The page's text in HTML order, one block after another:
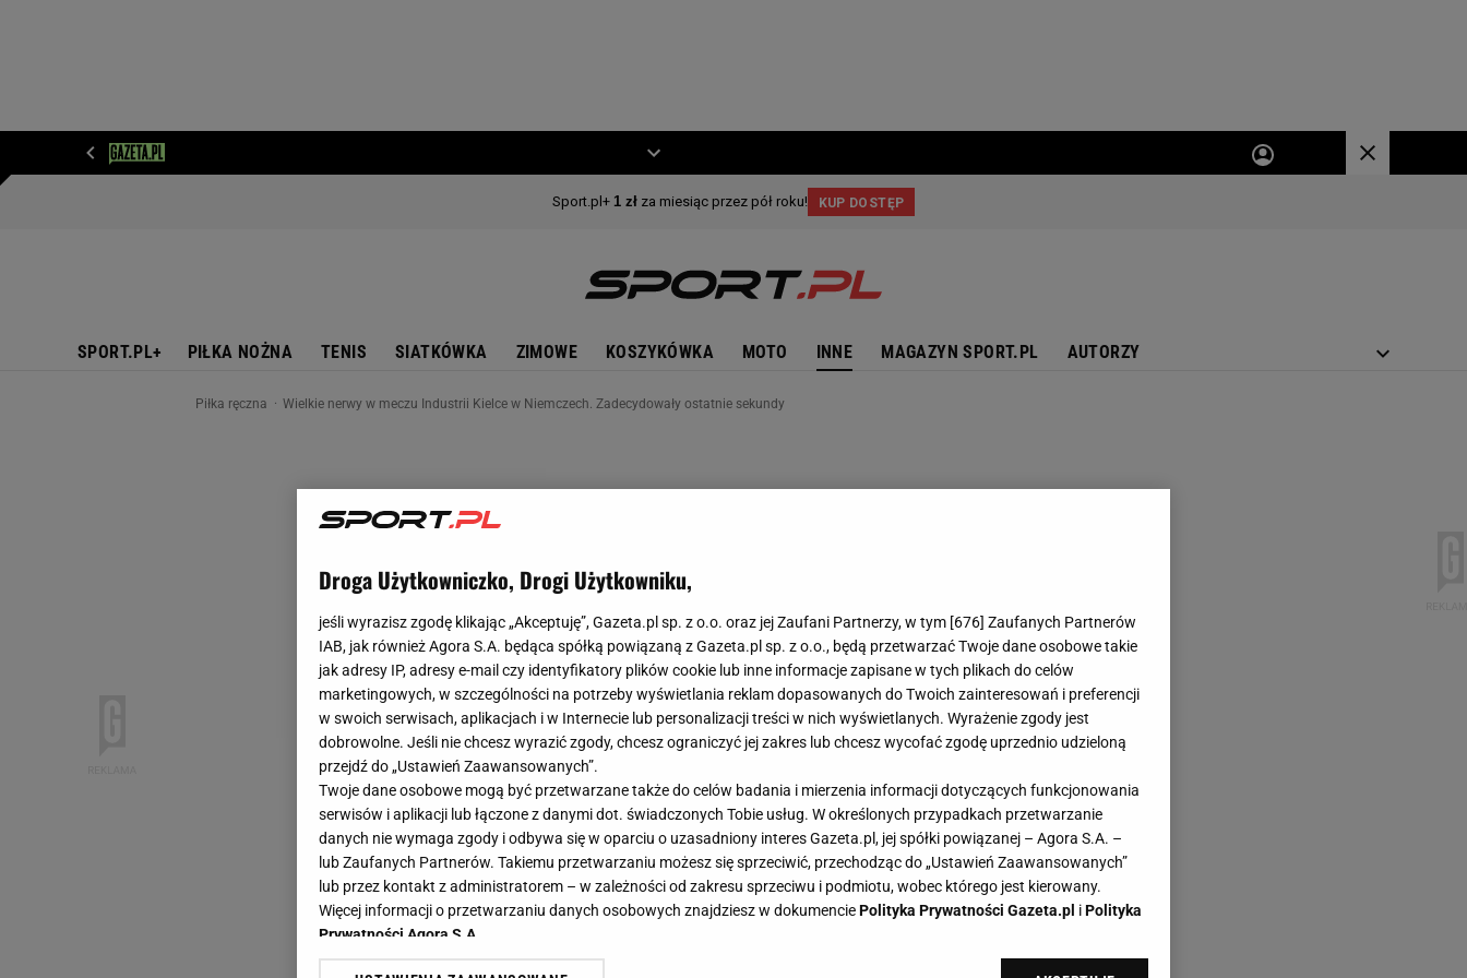
SPORT.PL+ PIŁKA NOŻNA TENIS SIATKÓWKA ZIMOWE KOSZYKÓWKA MOTO INNE MAGAZYN SPORT.PL AUTORZY
Piłka ręczna Wielkie nerwy w meczu Industrii Kielce w Niemczech. Zadecydowały ostatnie sekundy
Droga Użytkowniczko, Drogi Użytkowniku,
jeśli wyrazisz zgodę klikając „Akceptuję”, Gazeta.pl sp. z o.o. oraz jej Zaufani Partnerzy, w tym [676] Zaufanych Partnerów
IAB, jak również Agora S.A. będąca spółką powiązaną z Gazeta.pl sp. z o.o., będą przetwarzać Twoje dane osobowe takie
jak adresy IP, adresy e-mail czy identyfikatory plików cookie lub inne informacje zapisane w tych plikach do celów
marketingowych, w szczególności na potrzeby wyświetlania reklam dopasowanych do Twoich zainteresowań i preferencji
w swoich serwisach, aplikacjach i w Internecie lub personalizacji treści w nich wyświetlanych. Wyrażenie zgody jest
dobrowolne. Jeśli nie chcesz wyrazić zgody, chcesz ograniczyć jej zakres lub chcesz wycofać zgodę uprzednio udzieloną
przejdź do „Ustawień Zaawansowanych”.
Twoje dane osobowe mogą być przetwarzane także do celów badania i mierzenia informacji dotyczących funkcjonowania
serwisów i aplikacji lub łączone z danymi dot. świadczonych Tobie usług. W określonych przypadkach przetwarzanie
danych nie wymaga zgody i odbywa się w oparciu o uzasadniony interes Gazeta.pl, jej spółki powiązanej – Agora S.A. –
lub Zaufanych Partnerów. Takiemu przetwarzaniu możesz się sprzeciwić, przechodząc do „Ustawień Zaawansowanych”
lub przez kontakt z administratorem – w zależności od zakresu sprzeciwu i podmiotu, wobec którego jest kierowany.
Więcej informacji o przetwarzaniu danych osobowych znajdziesz w dokumenciePolityka Prywatności Gazeta.pl iPolityka
Prywatności Agora S.A.